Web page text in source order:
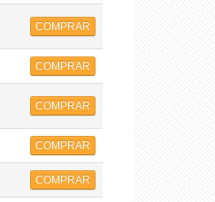
COMPRAR
COMPRAR
COMPRAR
COMPRAR
COMPRAR